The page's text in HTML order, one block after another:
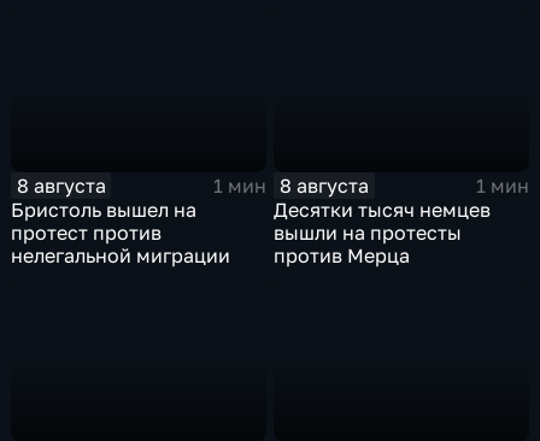
8 августа
1 мин
Бристоль вышел на
протест против
нелегальной миграции
8 августа
1 мин
Десятки тысяч немцев
вышли на протесты
против Мерца